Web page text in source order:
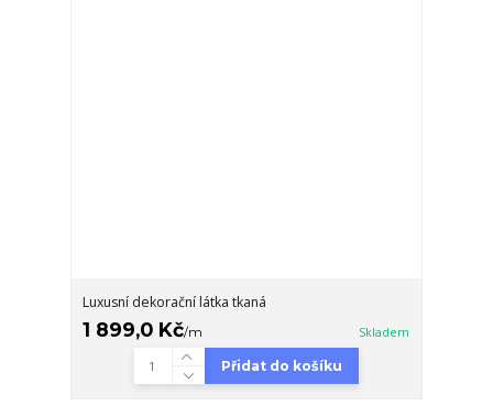
Luxusní dekorační látka tkaná
1 899,0 Kč/m Skladem
Přidat do košíku